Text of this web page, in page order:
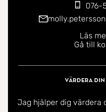
076-
Läs
Gå till
Värdera din
Jag hjälper dig värdera